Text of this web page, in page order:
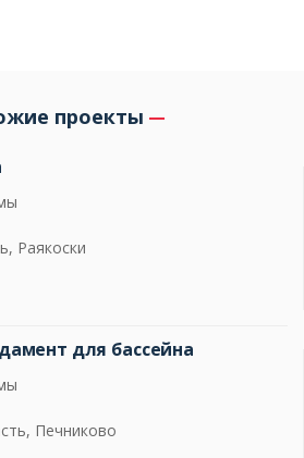
проекты
Раякоски
для бассейна
Печниково